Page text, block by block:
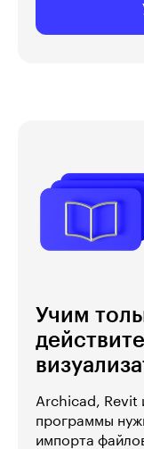
Учим
Archicad, Revit
программы
импорта